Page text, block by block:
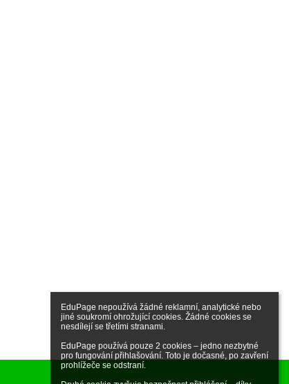
EduPage nepoužívá žádné reklamní, analytické nebo
jiné soukromí ohrožující cookies. Žádné cookies se
nesdílejí se třetími stranami.
EduPage používá pouze 2 cookies – jedno nezbytné
pro fungování přihlašování. Toto je dočasné, po zavření
prohlížeče se odstraní.